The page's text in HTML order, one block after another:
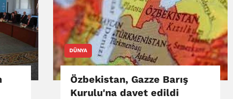
DÜNYA
Özbekistan, Gazze Barış
Kurulu'na davet edildi